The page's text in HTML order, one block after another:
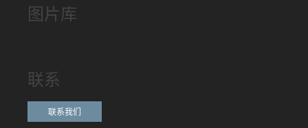
图片库
联系
联系我们